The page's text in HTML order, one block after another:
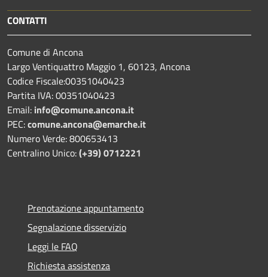
CONTATTI
Comune di Ancona
Largo Ventiquattro Maggio 1, 60123, Ancona
Codice Fiscale:00351040423
Partita IVA: 00351040423
Email: info@comune.ancona.it
PEC:comune.ancona@emarche.it
Numero Verde: 800653413
Centralino Unico:(+39) 0712221
Prenotazione appuntamento
Segnalazione disservizio
Leggi le FAQ
Richiesta assistenza